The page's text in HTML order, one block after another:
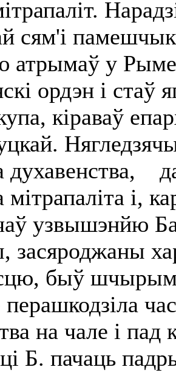
сям'і
атрымаў у
ордэн i стаў
кіраваў
мітрапаліта i,
узвышэнйю
засяроджаны
быў шчырым
на чале i пад
Б. пачаць